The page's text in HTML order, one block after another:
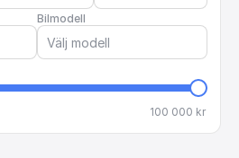
Bilmodell
100 000 kr